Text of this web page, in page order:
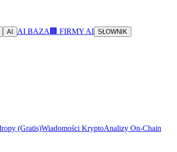
AI AI BAZA 🏢 FIRMY AI SŁOWNIK
(Gratis)Wiadomości KryptoAnalizy On-Chain